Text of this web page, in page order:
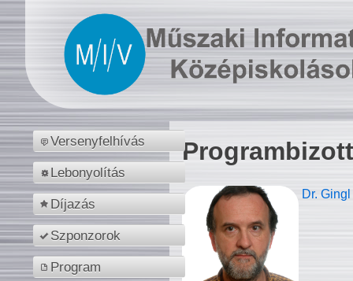
Versenyfelhívás
Lebonyolítás
Díjazás
Szponzorok
Program
Dr.